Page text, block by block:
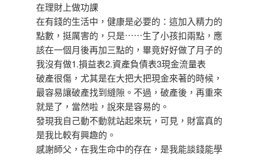
在理財上做功課
在有錢的生活中，健康是必要的：這加入精力的
點數，挺厲害的，只是⋯⋯生了小孩扣兩點，應
該在一個月後再加三點的，畢竟好好做了月子的
我沒有做1.損益表2.資產負債表3現金流量表
破產很傷，尤其是在大把大把現金來著的時候，
最容易讓破產找到縫隙。不過，破產後，再重來
就是了，當然啦，說來是容易的。
發現我自己動不動就站起來玩，可見，財富真的
是我比較有興趣的。
感謝師父，在我生命中的存在，是我能談錢能學